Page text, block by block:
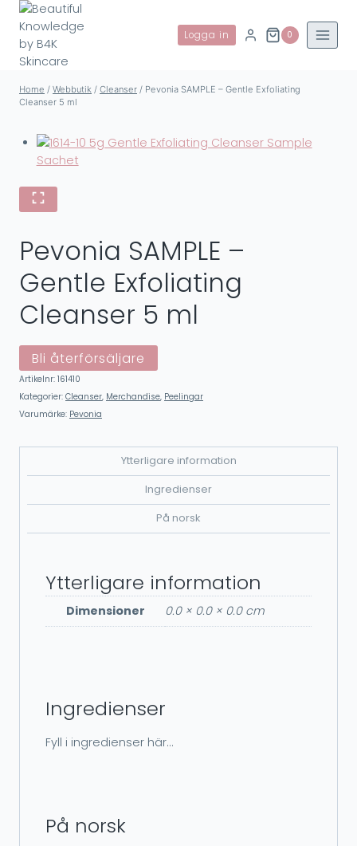
Skip
content
Logga in 0
Home / Webbutik / Cleanser / Pevonia SAMPLE – Gentle Exfoliating
Cleanser 5 ml
Pevonia SAMPLE –
Gentle Exfoliating
Cleanser 5 ml
Bli återförsäljare
Artikelnr: 161410
Kategorier: Cleanser, Merchandise, Peelingar
Varumärke: Pevonia
Ytterligare information
Ingredienser
På norsk
Ytterligare information
Dimensioner 0.0 × 0.0 × 0.0 cm
Ingredienser
Fyll i ingredienser här…
På norsk